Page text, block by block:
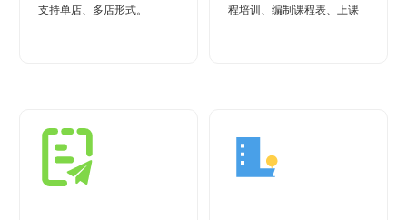
支持单店、多店形式。
程培训、编制课程表、上课